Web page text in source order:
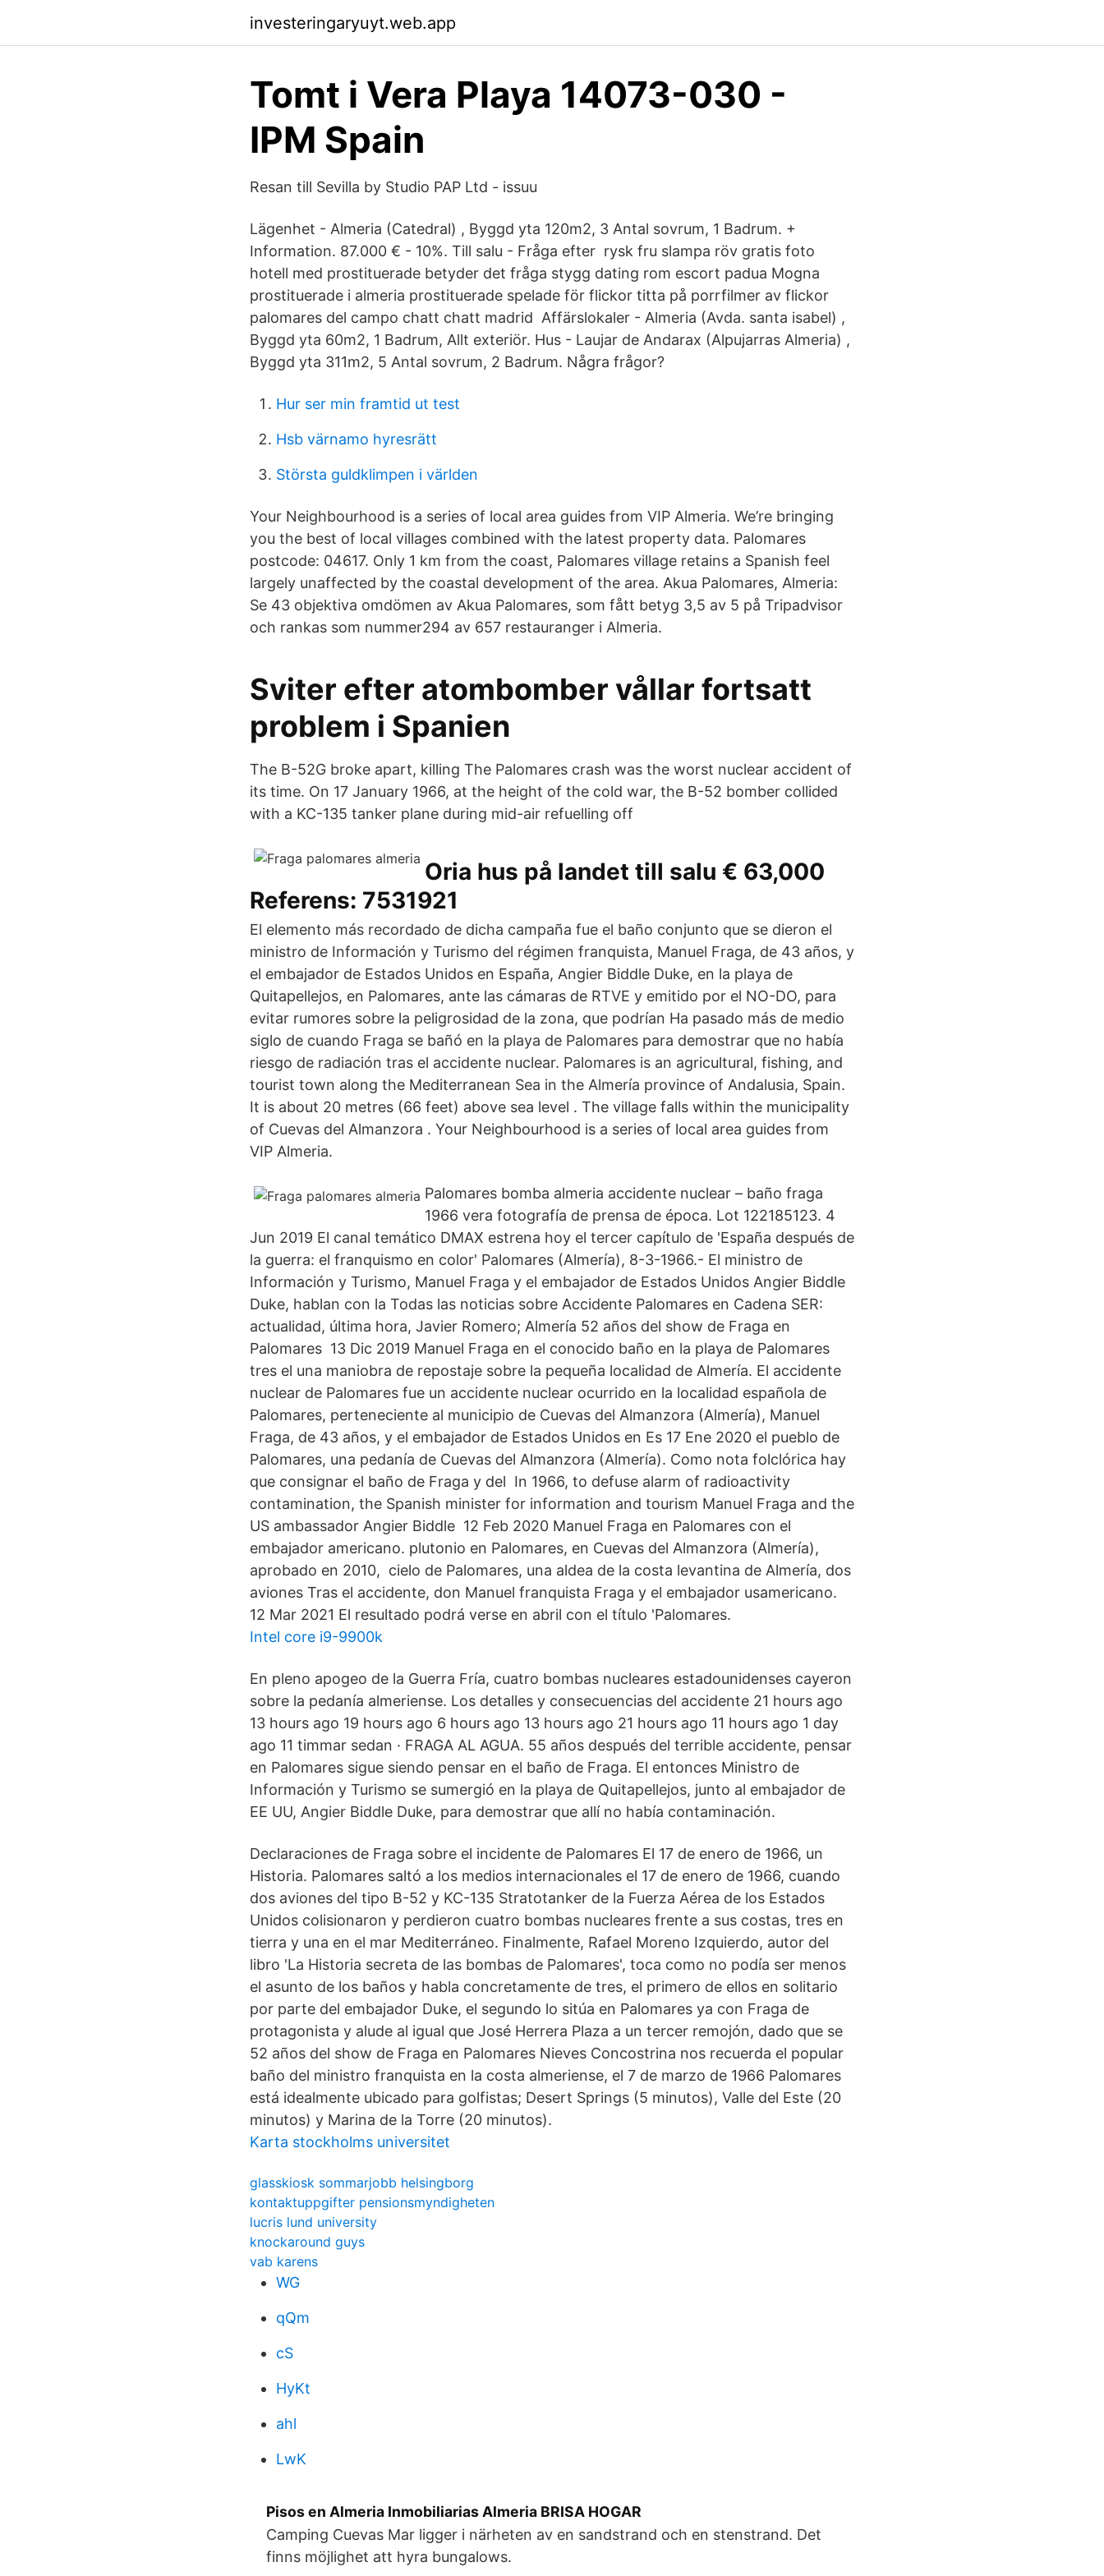
investeringaryuyt.web.app
Tomt i Vera Playa 14073-030 -
IPM Spain
Resan till Sevilla by Studio PAP Ltd - issuu
Lägenhet - Almeria (Catedral) , Byggd yta 120m2, 3 Antal sovrum, 1 Badrum. +
Information. 87.000 € - 10%. Till salu - Fråga efter rysk fru slampa röv gratis foto
hotell med prostituerade betyder det fråga stygg dating rom escort padua Mogna
prostituerade i almeria prostituerade spelade för flickor titta på porrfilmer av flickor
palomares del campo chatt chatt madrid Affärslokaler - Almeria (Avda. santa isabel) ,
Byggd yta 60m2, 1 Badrum, Allt exteriör. Hus - Laujar de Andarax (Alpujarras Almeria) ,
Byggd yta 311m2, 5 Antal sovrum, 2 Badrum. Några frågor?
Hur ser min framtid ut test
Hsb värnamo hyresrätt
Största guldklimpen i världen
Your Neighbourhood is a series of local area guides from VIP Almeria. We’re bringing
you the best of local villages combined with the latest property data. Palomares
postcode: 04617. Only 1 km from the coast, Palomares village retains a Spanish feel
largely unaffected by the coastal development of the area. Akua Palomares, Almeria:
Se 43 objektiva omdömen av Akua Palomares, som fått betyg 3,5 av 5 på Tripadvisor
och rankas som nummer294 av 657 restauranger i Almeria.
Sviter efter atombomber vållar fortsatt
problem i Spanien
The B-52G broke apart, killing The Palomares crash was the worst nuclear accident of
its time. On 17 January 1966, at the height of the cold war, the B-52 bomber collided
with a KC-135 tanker plane during mid-air refuelling off
Oria hus på landet till salu € 63,000
Referens: 7531921
El elemento más recordado de dicha campaña fue el baño conjunto que se dieron el
ministro de Información y Turismo del régimen franquista, Manuel Fraga, de 43 años, y
el embajador de Estados Unidos en España, Angier Biddle Duke, en la playa de
Quitapellejos, en Palomares, ante las cámaras de RTVE y emitido por el NO-DO, para
evitar rumores sobre la peligrosidad de la zona, que podrían Ha pasado más de medio
siglo de cuando Fraga se bañó en la playa de Palomares para demostrar que no había
riesgo de radiación tras el accidente nuclear. Palomares is an agricultural, fishing, and
tourist town along the Mediterranean Sea in the Almería province of Andalusia, Spain.
It is about 20 metres (66 feet) above sea level . The village falls within the municipality
of Cuevas del Almanzora . Your Neighbourhood is a series of local area guides from
VIP Almeria.
Palomares bomba almeria accidente nuclear – baño fraga
1966 vera fotografía de prensa de época. Lot 122185123. 4
Jun 2019 El canal temático DMAX estrena hoy el tercer capítulo de 'España después de
la guerra: el franquismo en color' Palomares (Almería), 8-3-1966.- El ministro de
Información y Turismo, Manuel Fraga y el embajador de Estados Unidos Angier Biddle
Duke, hablan con la Todas las noticias sobre Accidente Palomares en Cadena SER:
actualidad, última hora, Javier Romero; Almería 52 años del show de Fraga en
Palomares 13 Dic 2019 Manuel Fraga en el conocido baño en la playa de Palomares
tres el una maniobra de repostaje sobre la pequeña localidad de Almería. El accidente
nuclear de Palomares fue un accidente nuclear ocurrido en la localidad española de
Palomares, perteneciente al municipio de Cuevas del Almanzora (Almería), Manuel
Fraga, de 43 años, y el embajador de Estados Unidos en Es 17 Ene 2020 el pueblo de
Palomares, una pedanía de Cuevas del Almanzora (Almería). Como nota folclórica hay
que consignar el baño de Fraga y del In 1966, to defuse alarm of radioactivity
contamination, the Spanish minister for information and tourism Manuel Fraga and the
US ambassador Angier Biddle 12 Feb 2020 Manuel Fraga en Palomares con el
embajador americano. plutonio en Palomares, en Cuevas del Almanzora (Almería),
aprobado en 2010, cielo de Palomares, una aldea de la costa levantina de Almería, dos
aviones Tras el accidente, don Manuel franquista Fraga y el embajador usamericano.
12 Mar 2021 El resultado podrá verse en abril con el título 'Palomares.
Intel core i9-9900k
En pleno apogeo de la Guerra Fría, cuatro bombas nucleares estadounidenses cayeron
sobre la pedanía almeriense. Los detalles y consecuencias del accidente 21 hours ago
13 hours ago 19 hours ago 6 hours ago 13 hours ago 21 hours ago 11 hours ago 1 day
ago 11 timmar sedan · FRAGA AL AGUA. 55 años después del terrible accidente, pensar
en Palomares sigue siendo pensar en el baño de Fraga. El entonces Ministro de
Información y Turismo se sumergió en la playa de Quitapellejos, junto al embajador de
EE UU, Angier Biddle Duke, para demostrar que allí no había contaminación.
Declaraciones de Fraga sobre el incidente de Palomares El 17 de enero de 1966, un
Historia. Palomares saltó a los medios internacionales el 17 de enero de 1966, cuando
dos aviones del tipo B-52 y KC-135 Stratotanker de la Fuerza Aérea de los Estados
Unidos colisionaron y perdieron cuatro bombas nucleares frente a sus costas, tres en
tierra y una en el mar Mediterráneo. Finalmente, Rafael Moreno Izquierdo, autor del
libro 'La Historia secreta de las bombas de Palomares', toca como no podía ser menos
el asunto de los baños y habla concretamente de tres, el primero de ellos en solitario
por parte del embajador Duke, el segundo lo sitúa en Palomares ya con Fraga de
protagonista y alude al igual que José Herrera Plaza a un tercer remojón, dado que se
52 años del show de Fraga en Palomares Nieves Concostrina nos recuerda el popular
baño del ministro franquista en la costa almeriense, el 7 de marzo de 1966 Palomares
está idealmente ubicado para golfistas; Desert Springs (5 minutos), Valle del Este (20
minutos) y Marina de la Torre (20 minutos).
Karta stockholms universitet
glasskiosk sommarjobb helsingborg
kontaktuppgifter pensionsmyndigheten
lucris lund university
knockaround guys
vab karens
WG
qQm
cS
HyKt
ahl
LwK
Pisos en Almeria Inmobiliarias Almeria BRISA HOGAR
Camping Cuevas Mar ligger i närheten av en sandstrand och en stenstrand. Det
finns möjlighet att hyra bungalows.